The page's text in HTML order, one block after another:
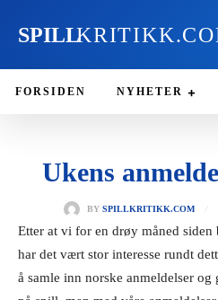
SPILL
FORSIDEN NYHETER
Ukens
BY SPILLKRITIKK.COM
Etter at vi for en drøy måned
har det vært stor interesse rundt
å samle inn norske anmeldelser og